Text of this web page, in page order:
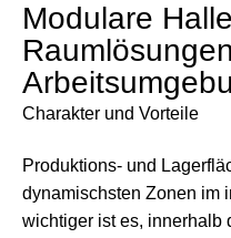
Modulare
Charakter und Vorteile
Produktions- und
dynamischsten Zonen im
wichtiger ist es, innerhalb